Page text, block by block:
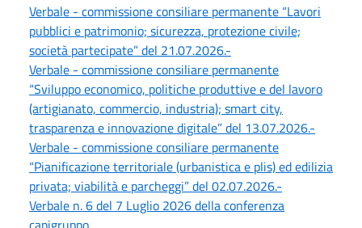
Verbale - commissione consiliare permanente “Lavori
pubblici e patrimonio; sicurezza, protezione civile;
società partecipate” del 21.07.2026.-
Verbale - commissione consiliare permanente
“Sviluppo economico, politiche produttive e del lavoro
(artigianato, commercio, industria); smart city,
trasparenza e innovazione digitale” del 13.07.2026.-
Verbale - commissione consiliare permanente
“Pianificazione territoriale (urbanistica e plis) ed edilizia
privata; viabilità e parcheggi” del 02.07.2026.-
Verbale n. 6 del 7 Luglio 2026 della conferenza